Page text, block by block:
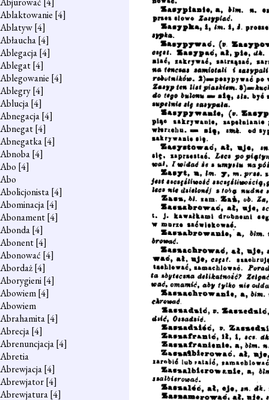
Ablaktowanie [4]
Ablatyw[4]
Abłaucha[4]
Ablegacja[4]
Ablegat[4]
Ablegowanie [4]
Ablegry[4]
Ablucja[4]
Abnegacja[4]
Abnegat[4]
Abnegatka[4]
Abnoba[4]
Abo [4]
Abo
Abolicjonista[4]
Abominacja[4]
Abonament[4]
Abonda[4]
Abonent[4]
Abonować [4]
Abordaż[4]
Aborygieni[4]
Abowiem[4]
Abowiem
Abrahamita[4]
Abrecja[4]
Abrenuncjacja[4]
Abretia
Abrewjacja[4]
Abrewjator[4]
Abrewjatura[4]